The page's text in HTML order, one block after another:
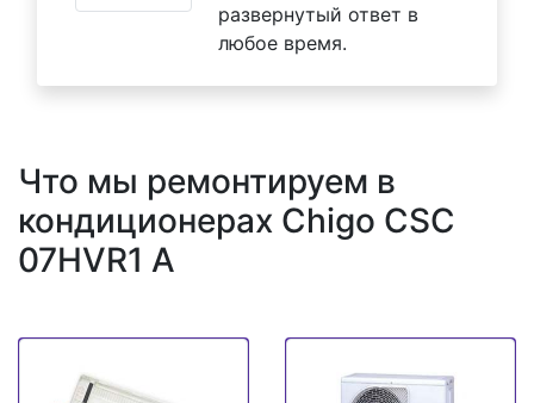
развернутый ответ в
любое время.
Что мы ремонтируем в
кондиционерах Chigo CSC
07HVR1 A